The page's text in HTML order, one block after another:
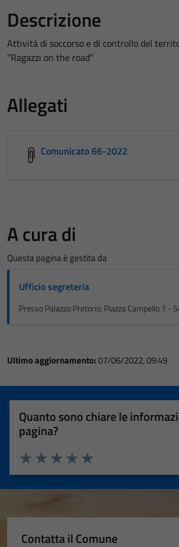
Descrizione
Attività di soccorso e di controllo del
"Ragazzi on the road"
Allegati
Comunicato 66-2022
A cura di
Questa pagina è gestita da
Ufficio segreteria
Presso Palazzo Pretorio, Piazza Campello 1 -
Ultimo aggiornamento:07/06/2022, 09:49
Quanto sono chiare le
pagina?
Valuta 5 stelle su 5
Valuta 4 stelle su 5
Valuta 3 stelle su 5
Valuta 2 stelle su 5
Valuta 1 stelle su 5
Contatta il Comune